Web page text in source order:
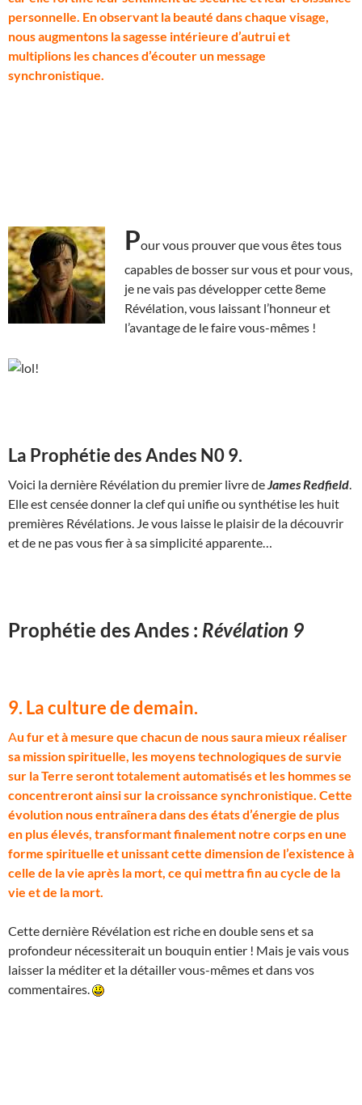
personnelle. En observant la beauté dans chaque visage,
nous augmentons la sagesse intérieure d’autrui et
multiplions les chances d’écouter un message
synchronistique.
Pour vous prouver que vous êtes tous
capables de bosser sur vous et pour vous,
je ne vais pas développer cette 8eme
Révélation, vous laissant l’honneur et
l’avantage de le faire vous-mêmes !
La Prophétie des Andes N0 9.
Voici la dernière Révélation du premier livre de James Redfield
Elle est censée donner la clef qui unifie ou synthétise les huit
premières Révélations. Je vous laisse le plaisir de la découvrir
et de ne pas vous fier à sa simplicité apparente…
Prophétie des Andes : Révélation 9
9. La culture de demain.
Au fur et à mesure que chacun de nous saura mieux réaliser
sa mission spirituelle, les moyens technologiques de survie
sur la Terre seront totalement automatisés et les hommes se
concentreront ainsi sur la croissance synchronistique. Cette
évolution nous entraînera dans des états d’énergie de plus
en plus élevés, transformant finalement notre corps en une
forme spirituelle et unissant cette dimension de l’existence à
celle de la vie après la mort, ce qui mettra fin au cycle de la
vie et de la mort.
Cette dernière Révélation est riche en double sens et sa
profondeur nécessiterait un bouquin entier ! Mais je vais vous
laisser la méditer et la détailler vous-mêmes et dans vos
commentaires.